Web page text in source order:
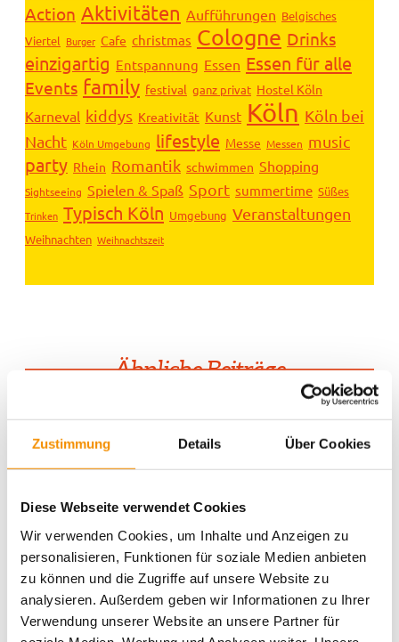
Zustimmung Details Über Cookies
Diese Webseite verwendet Cookies
Wir verwenden Cookies, um Inhalte und Anzeigen zu
personalisieren, Funktionen für soziale Medien anbieten
zu können und die Zugriffe auf unsere Website zu
analysieren. Außerdem geben wir Informationen zu Ihrer
Verwendung unserer Website an unsere Partner für
Action Aktivitäten Aufführungen Belgisches
Viertel Burger Cafe christmas Cologne Drinks
einzigartig Entspannung Essen Essen für alle
Events family festival ganz privat Hostel Köln
Karneval kiddys Kreativität Kunst Köln Köln bei
Nacht Köln Umgebung lifestyle Messe Messen music
party Rhein Romantik schwimmen Shopping
Sightseeing Spielen & Spaß Sport summertime Süßes
Trinken Typisch Köln Umgebung Veranstaltungen
Weihnachten Weihnachtszeit
Ähnliche Beiträge
SANTAS WEIHNACHTSMARKT
IN KÖLN
GAMESCOM IN KÖLN
KÖLNER BIERBÖRSE